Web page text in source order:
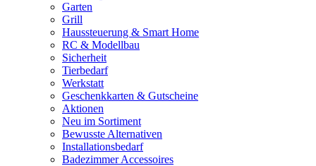
Garten
Grill
Haussteuerung & Smart Home
RC & Modellbau
Sicherheit
Tierbedarf
Werkstatt
Geschenkkarten & Gutscheine
Aktionen
Neu im Sortiment
Bewusste Alternativen
Installationsbedarf
Badezimmer Accessoires